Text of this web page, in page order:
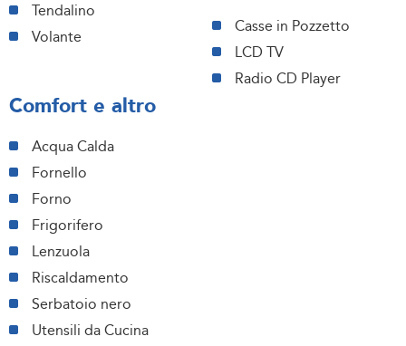
Tendalino
Volante
Casse in Pozzetto
LCD TV
Radio CD Player
Comfort e altro
Acqua Calda
Fornello
Forno
Frigorifero
Lenzuola
Riscaldamento
Serbatoio nero
Utensili da Cucina